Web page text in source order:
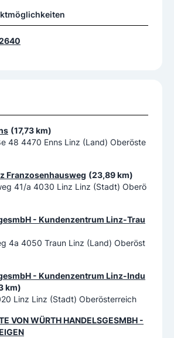
(17,73 km)
48 4470 Enns Linz (Land) Oberöste
Franzosenhausweg (23,89 km)
41/a 4030 Linz Linz (Stadt) Oberö
- Kundenzentrum Linz-Trau
4a 4050 Traun Linz (Land) Oberöst
- Kundenzentrum Linz-Indu
km)
Linz Linz (Stadt) Oberösterreich
VONWÜRTH HANDELSGESMBH -